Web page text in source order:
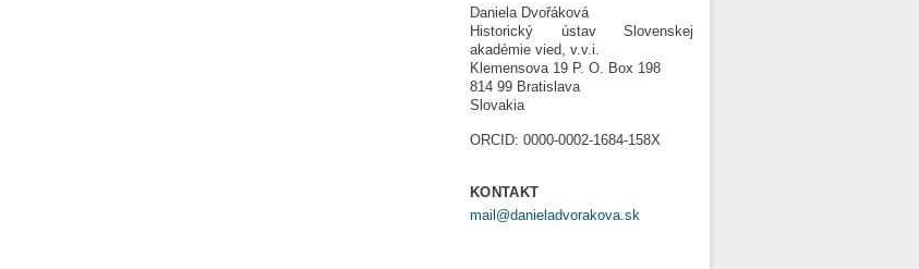
Daniela Dvořáková
Historický ústav Slovenskej
akadémie vied, v.v.i.
Klemensova 19 P. O. Box 198
814 99 Bratislava
Slovakia
ORCID: 0000-0002-1684-158X
KONTAKT
mail@danieladvorakova.sk